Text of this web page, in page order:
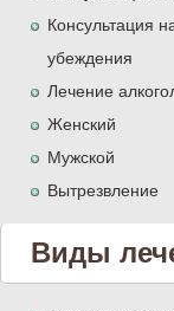
Консультация
убеждения
Лечение
Женский
Мужской
Вытрезвление
Виды